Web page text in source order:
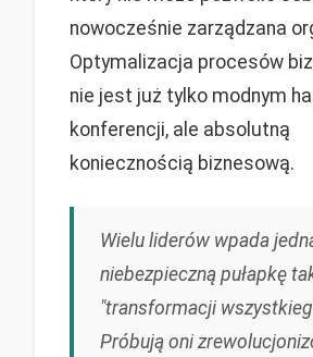
nowocześnie zarządzana
Optymalizacja procesów
nie jest już tylko modnym
konferencji, ale absolutną
koniecznością biznesową.
Wielu liderów wpada
niebezpieczną pułapkę
"transformacji
Próbują oni